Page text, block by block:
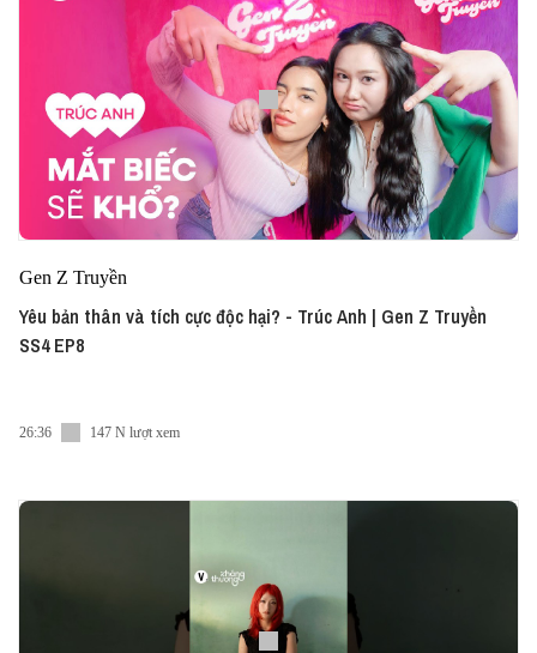
Gen Z Truyền
Yêu bản thân và tích cực độc hại? - Trúc Anh | Gen Z Truyền
SS4 EP8
26:36 147 N lượt xem